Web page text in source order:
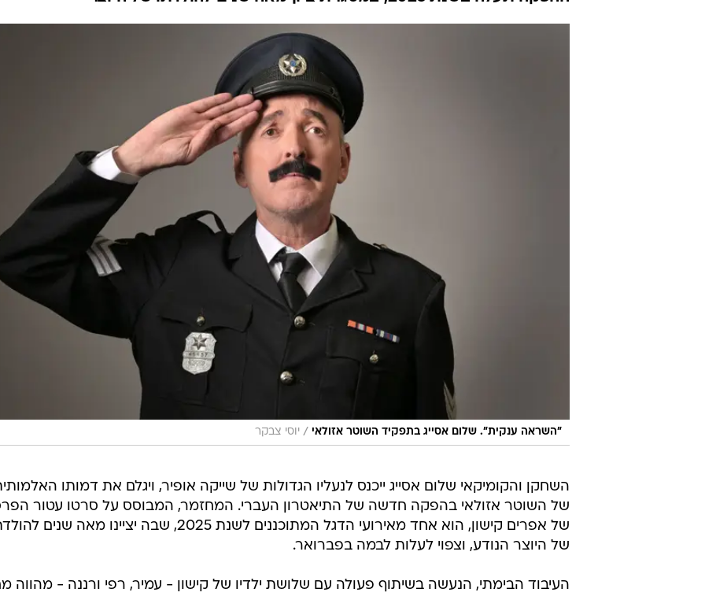
"השראה ענקית". שלום אסייג בתפקיד השוטר אזולאי / יוסי צבקר
השחקן והקומיקאי שלום אסייג ייכנס לנעליו הגדולות של שייקה אופיר, ויגלם את דמותו
של השוטר אזולאי בהפקה חדשה של התיאטרון העברי. המחזמר, המבוסס על סרטו עטור
של אפרים קישון, הוא אחד מאירועי הדגל המתוכננים לשנת 2025, שבה יציינו מאה שנים
של היוצר הנודע, וצפוי לעלות לבמה בפברואר.
העיבוד הבימתי, הנעשה בשיתוף פעולה עם שלושת ילדיו של קישון - עמיר, רפי ורננה - מהווה